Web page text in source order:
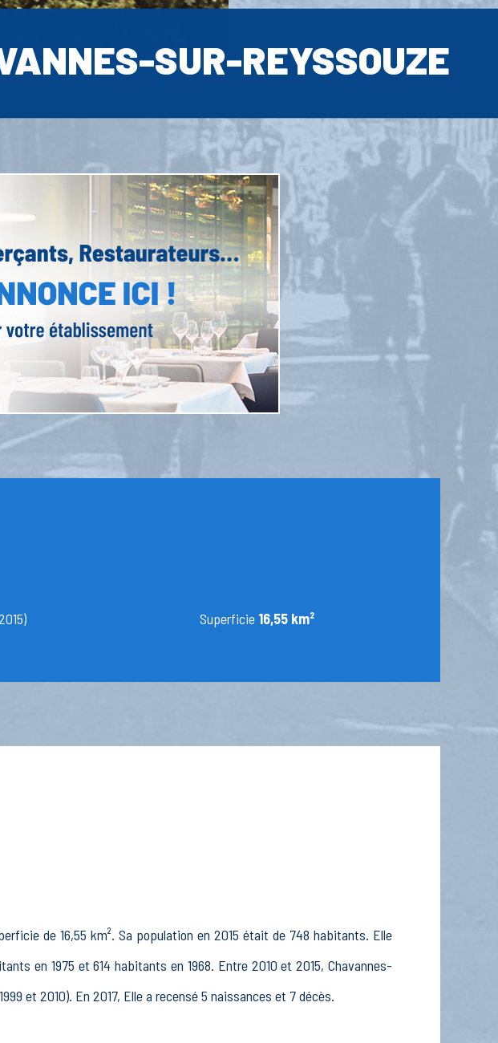
SUR-REYSSOUZE
Superficie 16,55 km²
de 16,55 km². Sa population en 2015 était de 748 habitants. Elle
en 1975 et 614 habitants en 1968. Entre 2010 et 2015, Chavannes-
et 2010). En 2017, Elle a recensé 5 naissances et 7 décès.